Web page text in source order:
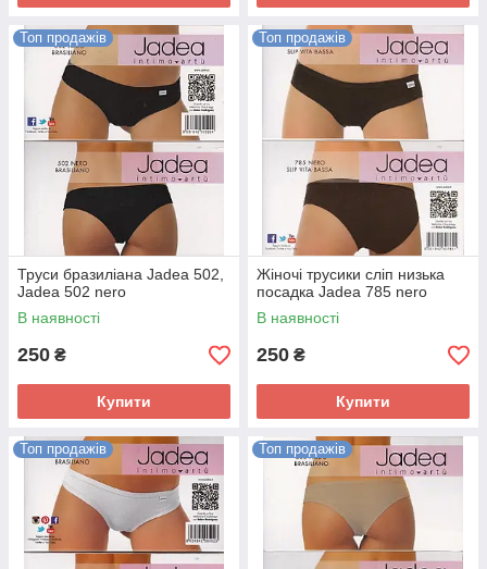
Топ продажів
Труси бразиліана Jadea 502,
Jadea 502 nero
В наявності
250 ₴
Купити
Топ продажів
Жіночі трусики сліп низька
посадка Jadea 785 nero
В наявності
250 ₴
Купити
Топ продажів Топ продажів